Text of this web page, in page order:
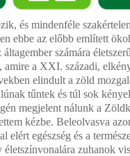
és mindenféle
ebbe az előbb említett
számára
amire a XXI. századi,
elindult a zöld
tűntek és túl sok
megjelent nálunk a
kézbe. Beleolvasva
elért egészség és a
zuhanok